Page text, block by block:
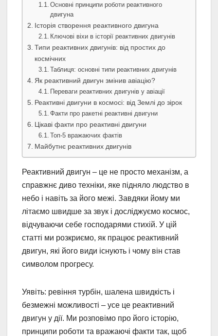
Основні принципи роботи реактивного
двигуна
Історія створення реактивного двигуна
Ключові віхи в історії реактивних двигунів
Типи реактивних двигунів: від простих до
космічних
Таблиця: основні типи реактивних двигунів
Як реактивний двигун змінив авіацію?
Переваги реактивних двигунів у авіації
Реактивні двигуни в космосі: від Землі до зірок
Факти про ракетні реактивні двигуни
Цікаві факти про реактивні двигуни
Топ-5 вражаючих фактів
Майбутнє реактивних двигунів
Реактивний двигун – це не просто механізм, а
справжнє диво техніки, яке підняло людство в
небо і навіть за його межі. Завдяки йому ми
літаємо швидше за звук і досліджуємо космос,
відчуваючи себе господарями стихій. У цій
статті ми розкриємо, як працює реактивний
двигун, які його види існують і чому він став
символом прогресу.
Уявіть: ревіння турбін, шалена швидкість і
безмежні можливості – усе це реактивний
двигун у дії. Ми розповімо про його історію,
принципи роботи та вражаючі факти так, щоб